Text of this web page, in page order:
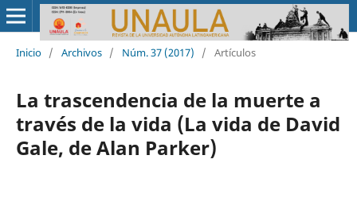
Inicio / Archivos / Núm. 37 (2017) / Artículos
La trascendencia de la muerte a
través de la vida (La vida de David
Gale, de Alan Parker)